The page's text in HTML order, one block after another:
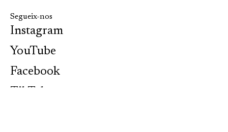
Segueix-nos
Instagram
YouTube
Facebook